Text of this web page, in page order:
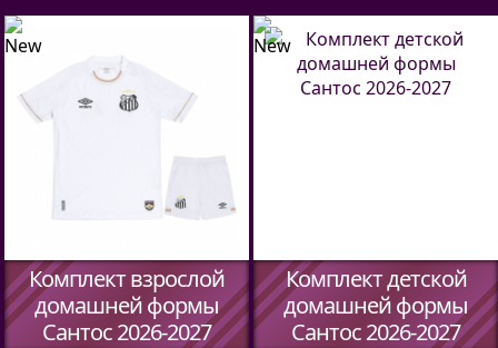
Комплект взрослой
домашней формы
Сантос 2026-2027
Комплект детской
домашней формы
Сантос 2026-2027